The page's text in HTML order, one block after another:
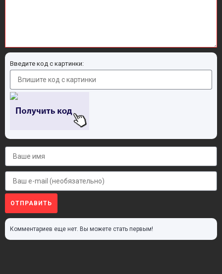
Введите код с картинки:
ОТПРАВИТЬ
Комментариев еще нет. Вы можете стать первым!